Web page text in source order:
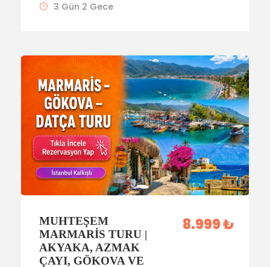
3 Gün 2 Gece
MUHTEŞEM
MARMARIS TURU |
AKYAKA, AZMAK
ÇAYI, GÖKOVA VE
8.999 ₺